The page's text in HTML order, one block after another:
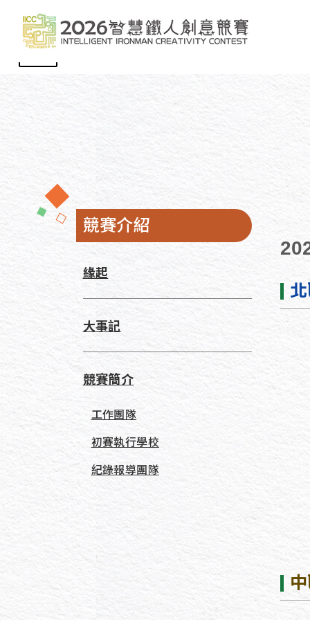
競賽介紹
緣起
大事記
競賽簡介
工作團隊
初賽執行學校
紀錄報導團隊